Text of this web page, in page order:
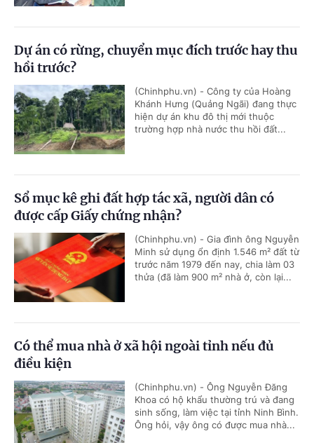
Dự án có rừng, chuyển mục đích trước hay thu
hồi trước?
(Chinhphu.vn) - Công ty của Hoàng
Khánh Hưng (Quảng Ngãi) đang thực
hiện dự án khu đô thị mới thuộc
trường hợp nhà nước thu hồi đất...
Sổ mục kê ghi đất hợp tác xã, người dân có
được cấp Giấy chứng nhận?
(Chinhphu.vn) - Gia đình ông Nguyễn
Minh sử dụng ổn định 1.546 m² đất từ
trước năm 1979 đến nay, chia làm 03
thửa (đã làm 900 m² nhà ở, còn lại...
Có thể mua nhà ở xã hội ngoài tỉnh nếu đủ
điều kiện
(Chinhphu.vn) - Ông Nguyễn Đăng
Khoa có hộ khẩu thường trú và đang
sinh sống, làm việc tại tỉnh Ninh Bình.
Ông hỏi, vậy ông có được mua nhà...